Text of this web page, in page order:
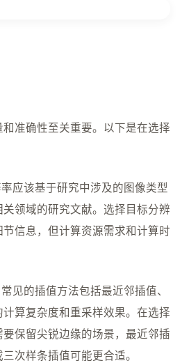
准确性至关重要。以下是在选择
应该基于研究中涉及的图像类型
领域的研究文献。选择目标分辨
信息，但计算资源需求和计算时
见的插值方法包括最近邻插值、
算复杂度和重采样效果。在选择
保留尖锐边缘的场景，最近邻插
次样条插值可能更合适。